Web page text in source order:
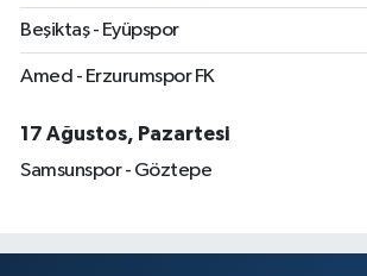
Beşiktaş - Eyüpspor
Amed - Erzurumspor FK
17 Ağustos, Pazartesi
Samsunspor - Göztepe